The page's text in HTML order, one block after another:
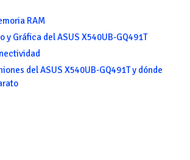
RAM
y Gráfica del ASUS X540UB-GQ491T
del ASUS X540UB-GQ491T y dónde